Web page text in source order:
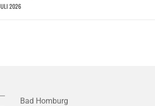
2026
Bad Homburg